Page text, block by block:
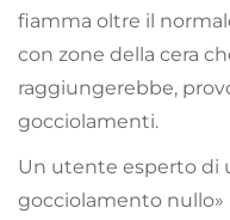
fiamma oltre il
con zone della cera
raggiungerebbe,
gocciolamenti.
Un utente esperto di
gocciolamento nullo»